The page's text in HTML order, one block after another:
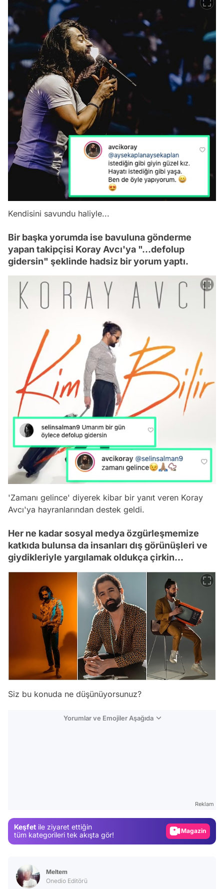
Kendisini savundu haliyle...
Bir başka yorumda ise bavuluna gönderme
yapan takipçisi Koray Avcı'ya "...defolup
gidersin" şeklinde hadsiz bir yorum yaptı.
'Zamanı gelince' diyerek kibar bir yanıt veren Koray
Avcı'ya hayranlarından destek geldi.
Her ne kadar sosyal medya özgürleşmemize
katkıda bulunsa da insanları dış görünüşleri ve
giydikleriyle yargılamak oldukça çirkin...
Siz bu konuda ne düşünüyorsunuz?
Yorumlar ve Emojiler Aşağıda
Reklam
Keşfet ile ziyaret ettiğin
tüm kategorileri tek akışta gör!
Gündem
Magazin
Video
Meltem
Onedio Editörü